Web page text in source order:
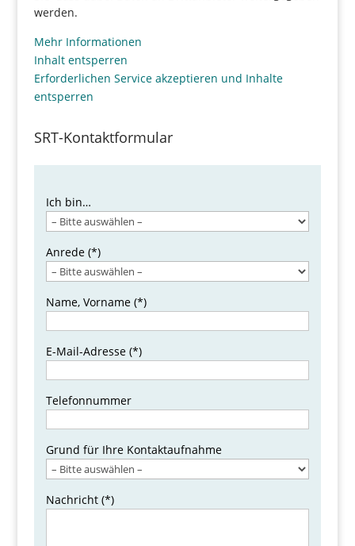
werden.
Mehr Informationen
Inhalt entsperren
Erforderlichen Service akzeptieren und Inhalte
entsperren
SRT-Kontaktformular
i
e
s
s
e
d
i
e
s
F
e
l
Ich bin…
Anrede (*)
Name, Vorname (*)
E-Mail-Adresse (*)
Telefonnummer
Grund für Ihre Kontaktaufnahme
Nachricht (*)